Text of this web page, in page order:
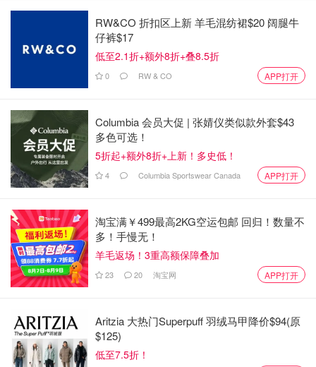
RW&CO 折扣区上新 羊毛混纺裙$20 阔腿牛
仔裤$17
低至2.1折+额外8折+叠8.5折
0 RW & CO APP打开
Columbia 会员大促 | 张婧仪类似款外套$43
多色可选！
5折起+额外8折+上新！多史低！
4 Columbia Sportswear Canada APP打开
淘宝满￥499最高2KG空运包邮 回归！数量不
多！手慢无！
羊毛返场！3重高额保障叠加
23 20 淘宝网 APP打开
Aritzia 大热门Superpuff 羽绒马甲降价$94(原
$125)
低至7.5折！